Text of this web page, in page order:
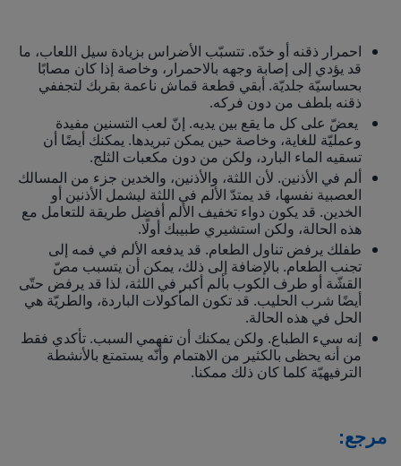
احمرار ذقنه أو خدّه. تتسبّب الأضراس بزيادة سيل اللعاب، ما
قد يؤدي إلى إصابة وجهه بالاحمرار، وخاصة إذا كان مصابًا
بحساسيّة جلديّة. أبقي قطعة قماش ناعمة بقربك لتجففي
ذقنه بلطف من دون فركه.
يعضّ على كل ما يقع بين يديه. إنّ لعب التسنين مفيدة
وعمليّة للغاية، وخاصة حين يمكن تبريدها. يمكنك أيضًا أن
تسقيه الماء البارد، ولكن من دون مكعبات الثلج.
ألم في الأذنين. لأن اللثة، والأذنين، والخدين جزء من المسالك
العصبية نفسها، قد يمتدّ الألم في اللثة ليشمل الأذنين أو
الخدين. قد يكون دواء تخفيف الألم أفضل طريقة للتعامل مع
هذه الحالة، ولكن استشيري طبيبك أولًا.
طفلك يرفض تناول الطعام. قد يدفعه الألم في فمه إلى
تجنب الطعام. بالإضافة إلى ذلك، يمكن أن يتسبب مصّ
القشّة أو طرف الكوب بألم أكبر في اللثة، لذا قد يرفض حتّى
أيضًا شرب الحليب. قد تكون المأكولات الباردة، والطريّة هي
الحل في هذه الحالة.
إنه سيء الطباع. ولكن يمكنك أن تفهمي السبب. تأكدي فقط
من أنه يحظى بالكثير من الاهتمام وأنّه يستمتع بالأنشطة
الترفيهيّة كلما كان ذلك ممكنا.
مرجع: